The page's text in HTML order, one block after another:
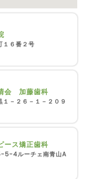
１６番２号
会 加藤歯科
－２６－１－２０９
ース矯正歯科
5-4ルーチェ南青山A